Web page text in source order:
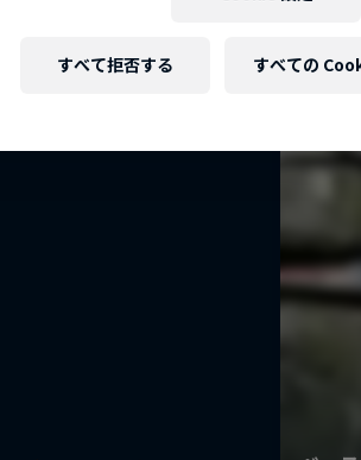
生は一回きりだから
すべて拒否する すべての